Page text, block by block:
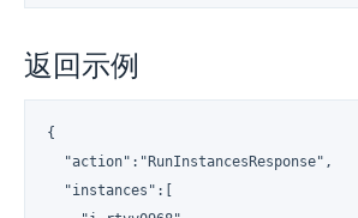
返回示例
{
  "action":"RunInstancesResponse",
  "instances":[